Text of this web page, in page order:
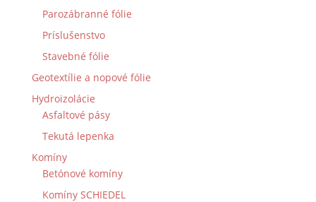
Parozábranné fólie
Príslušenstvo
Stavebné fólie
Geotextílie a nopové fólie
Hydroizolácie
Asfaltové pásy
Tekutá lepenka
Komíny
Betónové komíny
Komíny SCHIEDEL